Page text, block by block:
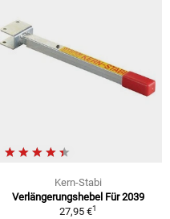
Kern-Stabi
Verlängerungshebel Für 2039
27,95 €1